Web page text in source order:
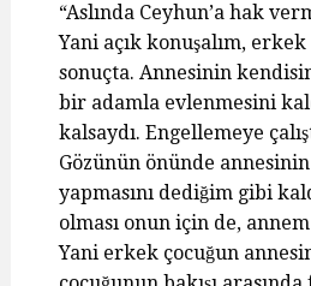
“Aslında Ceyhun’a hak
Yani açık konuşalım,
sonuçta. Annesinin
bir adamla evlenmesini
kalsaydı. Engellemeye
Gözünün önünde
yapmasını dediğim gibi
olması onun için de,
Yani erkek çocuğun